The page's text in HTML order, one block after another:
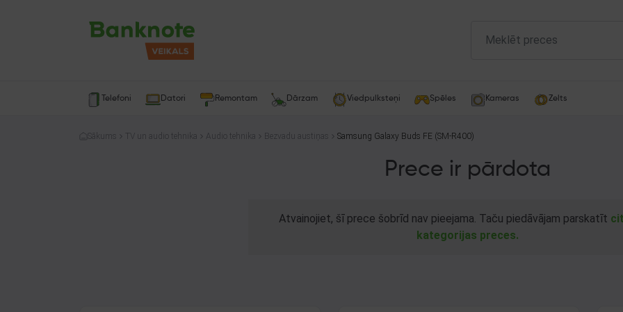
Telefoni Datori Remontam Dārzam Viedpulksteņi Spēles Kameras Zelts
Sākums TV un audio tehnika Audio tehnika Bezvadu austiņas Samsung Galaxy Buds FE (SM-R400)
Prece ir pārdota
Atvainojiet, šī prece šobrīd nav pieejama. Taču piedāvājam parskatīt
kategorijas preces.